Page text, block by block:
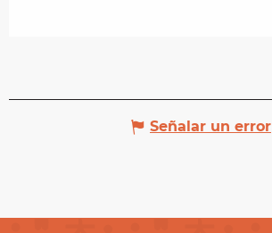
Señalar un error